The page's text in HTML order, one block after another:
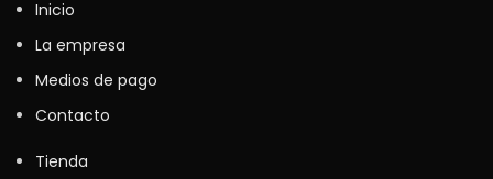
Inicio
La empresa
Medios de pago
Contacto
Tienda